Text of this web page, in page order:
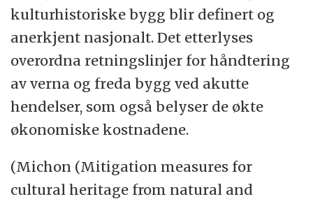
kulturhistoriske bygg blir definert og
anerkjent nasjonalt. Det etterlyses
overordna retningslinjer for håndtering
av verna og freda bygg ved akutte
hendelser, som også belyser de økte
økonomiske kostnadene.
(Michon (Mitigation measures for
cultural heritage from natural and